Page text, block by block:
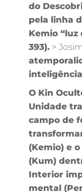
do
pela linha
Kemio “luz
393).>
O Kin
Unidade
campo de
(Kemio) e
(Kum)
Interior
mental